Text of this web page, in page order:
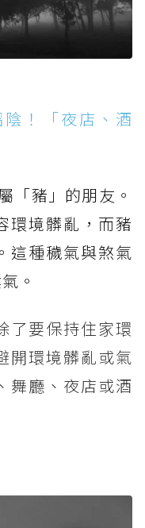
！「夜店、酒
「豬」的朋友。
環境髒亂，而豬
這種穢氣與煞氣
。
了要保持住家環
開環境髒亂或氣
舞廳、夜店或酒